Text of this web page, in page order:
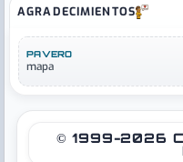
AGRADECIMIENTOS
PAVERO
mapa
© 1999-2026